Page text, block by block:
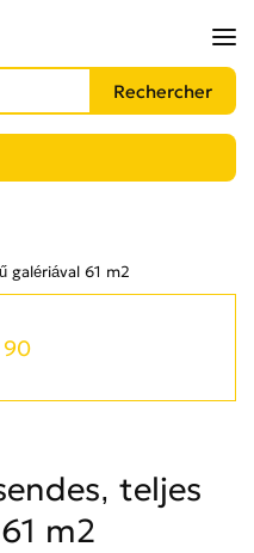
galériával 61 m2
90
teljes
m2